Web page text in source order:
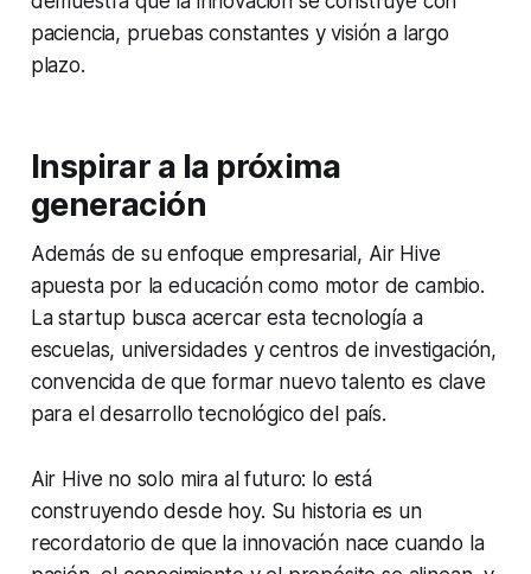
paciencia, pruebas constantes y visión a largo
plazo.
Inspirar a la próxima
generación
Además de su enfoque empresarial, Air Hive
apuesta por la educación como motor de cambio.
La startup busca acercar esta tecnología a
escuelas, universidades y centros de investigación,
convencida de que formar nuevo talento es clave
para el desarrollo tecnológico del país.
Air Hive no solo mira al futuro: lo está
construyendo desde hoy. Su historia es un
recordatorio de que la innovación nace cuando la